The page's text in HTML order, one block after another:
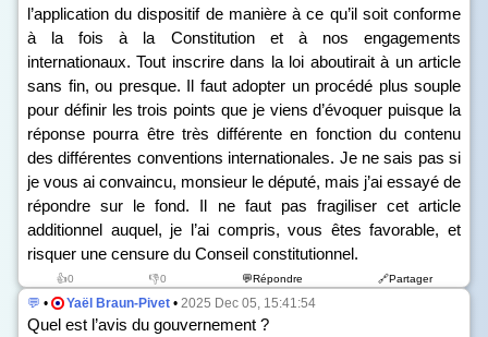
l’application du dispositif de manière à ce qu’il soit conforme
à la fois à la Constitution et à nos engagements
internationaux. Tout inscrire dans la loi aboutirait à un article
sans fin, ou presque. Il faut adopter un procédé plus souple
pour définir les trois points que je viens d’évoquer puisque la
réponse pourra être très différente en fonction du contenu
des différentes conventions internationales. Je ne sais pas si
je vous ai convaincu, monsieur le député, mais j’ai essayé de
répondre sur le fond. Il ne faut pas fragiliser cet article
additionnel auquel, je l’ai compris, vous êtes favorable, et
risquer une censure du Conseil constitutionnel.
👍0 👎0 💬Répondre 🔗Partager
💬 • Yaël Braun-Pivet • 2025 Dec 05, 15:41:54
Quel est l’avis du gouvernement ?